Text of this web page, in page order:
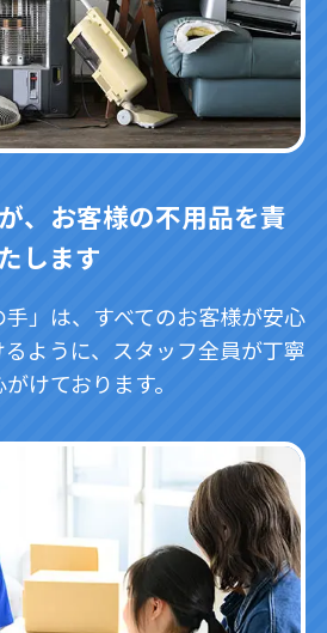
、お客様の不用品を責
します
」は、すべてのお客様が安心
ように、スタッフ全員が丁寧
けております。